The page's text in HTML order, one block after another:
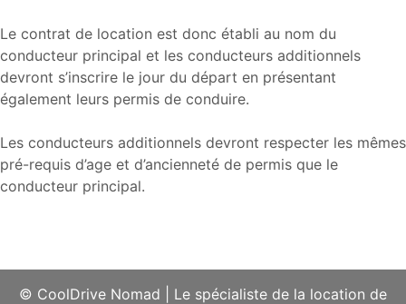
Le contrat de location est donc établi au nom du
conducteur principal et les conducteurs additionnels
devront s’inscrire le jour du départ en présentant
également leurs permis de conduire.
Les conducteurs additionnels devront respecter les mêmes
pré-requis d’age et d’ancienneté de permis que le
conducteur principal.
© CoolDrive Nomad Le spécialiste de la location de